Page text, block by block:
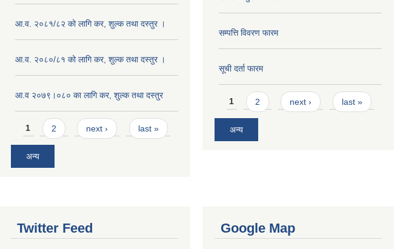
आ.व. २०८१/८२ को लागि कर, शुल्क तथा दस्तुर ।
आ.व. २०८०/८१ को लागि कर, शुल्क तथा दस्तुर ।
आ.व २०७९।०८० का लागि कर, शुल्क तथा दस्तुर
Pages
1 2 next › last »
अन्य
सम्पत्ति विवरण फारम
सूची दर्ता फारम
Pages
1 2 next › last »
अन्य
Twitter Feed Google Map